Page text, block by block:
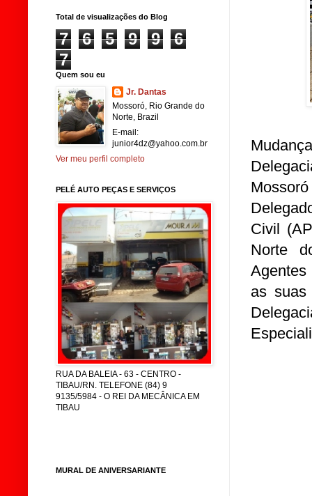
Civil
Norte
as suas
Total de visualizações do Blog
7 6 5 9 9
6
7
Quem sou eu
Jr. Dantas
Mossoró, Rio Grande do
Norte, Brazil
E-mail:
junior4dz@yahoo.com.br
Ver meu perfil completo
PELÉ AUTO PEÇAS E SERVIÇOS
RUA DA BALEIA - 63 - CENTRO -
TIBAU/RN. TELEFONE (84) 9
9135/5984 - O REI DA MECÂNICA EM
TIBAU
MURAL DE ANIVERSARIANTE